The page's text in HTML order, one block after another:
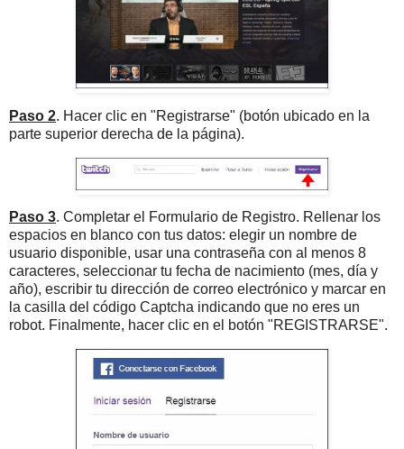
Paso 2. Hacer clic en "Registrarse" (botón ubicado en la
parte superior derecha de la página).
Paso 3. Completar el Formulario de Registro. Rellenar los
espacios en blanco con tus datos: elegir un nombre de
usuario disponible, usar una contraseña con al menos 8
caracteres, seleccionar tu fecha de nacimiento (mes, día y
año), escribir tu dirección de correo electrónico y marcar en
la casilla del código Captcha indicando que no eres un
robot. Finalmente, hacer clic en el botón "REGISTRARSE".